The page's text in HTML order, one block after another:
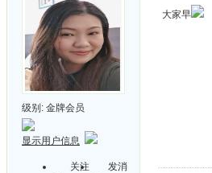
级别: 金牌会员
显示用户信息
关注
发消
大家早